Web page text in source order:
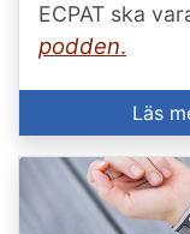
ECPAT ska
podden.
Läs